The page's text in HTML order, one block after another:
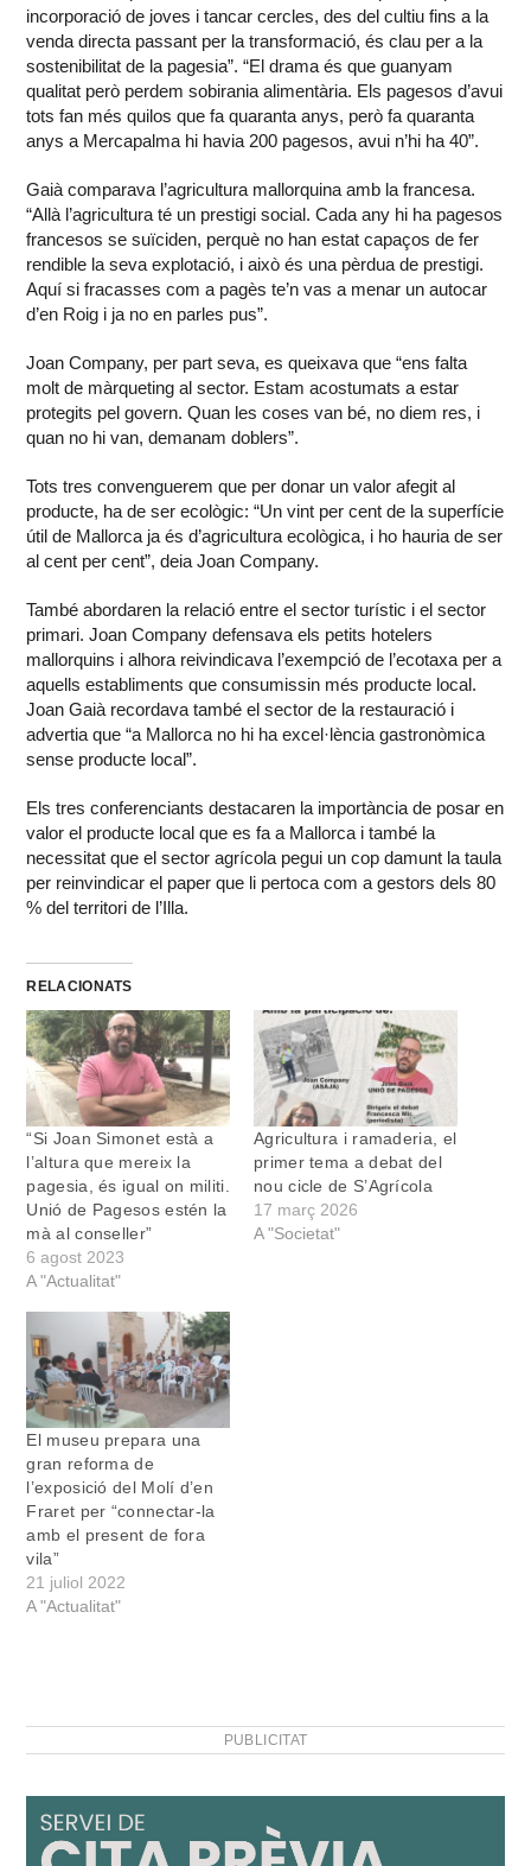
incorporació de joves i tancar cercles, des del cultiu fins a la
venda directa passant per la transformació, és clau per a la
sostenibilitat de la pagesia”. “El drama és que guanyam
qualitat però perdem sobirania alimentària. Els pagesos d’avui
tots fan més quilos que fa quaranta anys, però fa quaranta
anys a Mercapalma hi havia 200 pagesos, avui n’hi ha 40”.
Gaià comparava l’agricultura mallorquina amb la francesa.
“Allà l’agricultura té un prestigi social. Cada any hi ha pagesos
francesos se suïciden, perquè no han estat capaços de fer
rendible la seva explotació, i això és una pèrdua de prestigi.
Aquí si fracasses com a pagès te’n vas a menar un autocar
d’en Roig i ja no en parles pus”.
Joan Company, per part seva, es queixava que “ens falta
molt de màrqueting al sector. Estam acostumats a estar
protegits pel govern. Quan les coses van bé, no diem res, i
quan no hi van, demanam doblers”.
Tots tres convenguerem que per donar un valor afegit al
producte, ha de ser ecològic: “Un vint per cent de la superfície
útil de Mallorca ja és d’agricultura ecològica, i ho hauria de ser
al cent per cent”, deia Joan Company.
També abordaren la relació entre el sector turístic i el sector
primari. Joan Company defensava els petits hotelers
mallorquins i alhora reivindicava l’exempció de l’ecotaxa per a
aquells establiments que consumissin més producte local.
Joan Gaià recordava també el sector de la restauració i
advertia que “a Mallorca no hi ha excel·lència gastronòmica
sense producte local”.
Els tres conferenciants destacaren la importància de posar en
valor el producte local que es fa a Mallorca i també la
necessitat que el sector agrícola pegui un cop damunt la taula
per reinvindicar el paper que li pertoca com a gestors dels 80
% del territori de l’Illa.
RELACIONATS
“Si Joan Simonet està a
l’altura que mereix la
pagesia, és igual on militi.
Unió de Pagesos estén la
mà al conseller”
6 agost 2023
A "Actualitat"
Agricultura i ramaderia, el
primer tema a debat del
nou cicle de S’Agrícola
17 març 2026
A "Societat"
El museu prepara una
gran reforma de
l’exposició del Molí d’en
Fraret per “connectar-la
amb el present de fora
vila”
21 juliol 2022
A "Actualitat"
PUBLICITAT